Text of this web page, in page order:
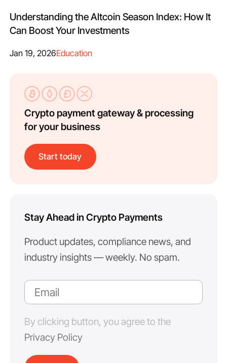
Understanding the Altcoin Season Index: How It
Can Boost Your Investments
Jan 19, 2026Education
Crypto payment gateway & processing
for your business
Start today
Stay Ahead in Crypto Payments
Product updates, compliance news, and
industry insights — weekly. No spam.
By clicking button, you agree to the
Privacy Policy